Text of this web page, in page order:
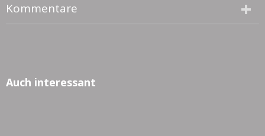
Kommentare
Auch interessant